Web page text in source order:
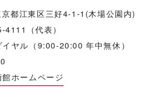
都江東区三好4-1-1(木場公園内)
（代表）
ヤル（9:00-20:00 年中無休）
ホームページ